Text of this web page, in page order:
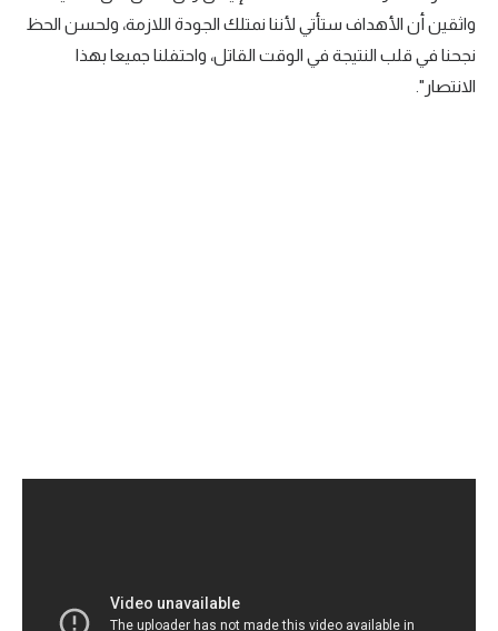
كويز في الجول
فيديو في الجول
واثقين أن الأهداف ستأتي لأننا نمتلك الجودة اللازمة، ولحسن الحظ
نجحنا في قلب النتيجة في الوقت القاتل، واحتفلنا جميعا بهذا
الانتصار".